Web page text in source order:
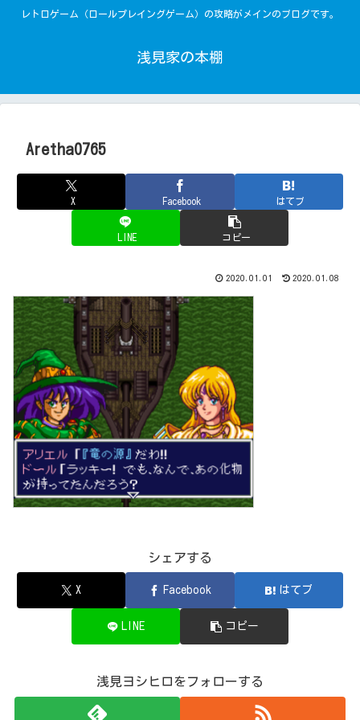
レトロゲーム（ロールプレイングゲーム）の攻略がメインのブログです。
浅見家の本棚
Aretha0765
X Facebook はてブ
LINE コピー
2020.01.01 2020.01.08
シェアする
X Facebook はてブ
LINE コピー
浅見ヨシヒロをフォローする